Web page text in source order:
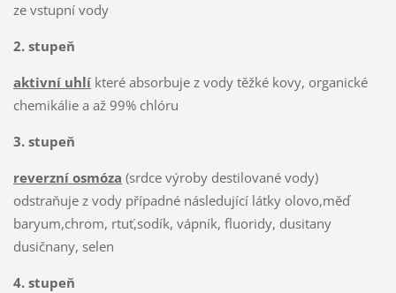
ze vstupní vody
2. stupeň
aktivní uhlí které absorbuje z vody těžké kovy, organické
chemikálie a až 99% chlóru
3. stupeň
reverzní osmóza (srdce výroby destilované vody)
odstraňuje z vody případné následující látky olovo,měď
baryum,chrom, rtuť,sodík, vápník, fluoridy, dusitany
dusičnany, selen
4. stupeň